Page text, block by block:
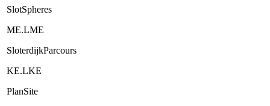
SlotSpheres
ME.LME
SloterdijkParcours
KE.LKE
PlanSite